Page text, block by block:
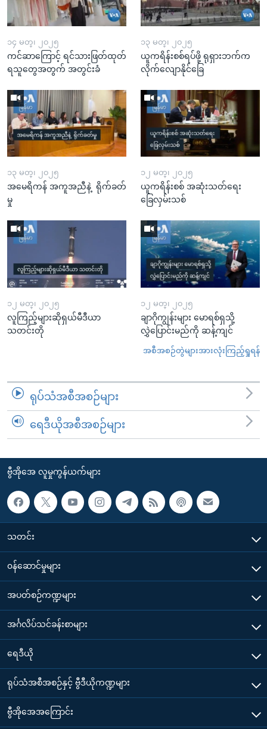
၁၄ မတ္၊ ၂၀၂၅
ကင်ဆာကြောင့် ရင်သားဖြတ်ထုတ်
ရသူတွေအတွက် အတွင်းခံ
၁၃ မတ္၊ ၂၀၂၅
ယူကရိန်းစစ်ရပ်ဖို့ ရုရှားဘက်က
လိုက်လျောနိုင်ခြေ
၁၃ မတ္၊ ၂၀၂၅
အမေရိကန် အကူအညီနဲ့ ရိုက်ခတ်
မှု
၁၂ မတ္၊ ၂၀၂၅
ယူကရိန်းစစ် အဆုံးသတ်ရေး
ခြေလှမ်းသစ်
၁၂ မတ္၊ ၂၀၂၅
လူကြည့်များဆိုရှယ်မီဒီယာ
သတင်းတို
၁၂ မတ္၊ ၂၀၂၅
ချာဂိုကျွန်းများ မောရစ်ရှသို့
လွှဲပြောင်းမည်ကို ဆန့်ကျင်
အစီအစဉ်တွဲများအားလုံးကြည့်ရှုရန်
ရုပ်သံအစီအစဉ်များ
ရေဒီယိုအစီအစဉ်များ
ဗွီအိုအေ လူမှုကွန်ယက်များ
သတင်း
၀န်ဆောင်မှုများ
အပတ်စဉ်ကဏ္ဍများ
အင်္ဂလိပ်သင်ခန်းစာများ
ရေဒီယို
ရုပ်သံအစီအစဉ်နှင့် ဗွီဒီယိုကဏ္ဍများ
ဗွီအိုအေအကြောင်း